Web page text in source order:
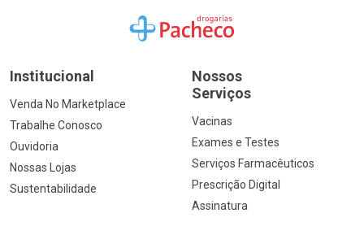
Ir para a Home
Institucional
Venda No Marketplace
Trabalhe Conosco
Ouvidoria
Nossas Lojas
Sustentabilidade
Nossos
Serviços
Vacinas
Exames e Testes
Serviços Farmacêuticos
Prescrição Digital
Assinatura